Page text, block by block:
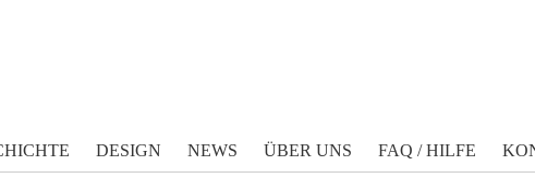
DESIGN NEWS ÜBER UNS FAQ / HILFE